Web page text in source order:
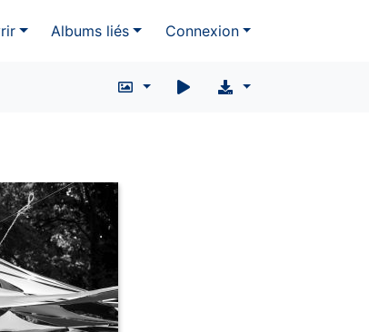
Albums liés Connexion